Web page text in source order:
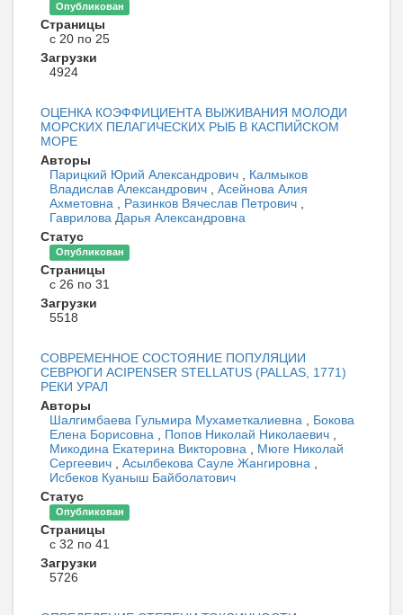
Опубликован
Страницы
с 20 по 25
Загрузки
4924
ОЦЕНКА КОЭФФИЦИЕНТА ВЫЖИВАНИЯ МОЛОДИ
МОРСКИХ ПЕЛАГИЧЕСКИХ РЫБ В КАСПИЙСКОМ
МОРЕ
Авторы
Парицкий Юрий Александрович , Калмыков
Владислав Александрович , Асейнова Алия
Ахметовна , Разинков Вячеслав Петрович ,
Гаврилова Дарья Александровна
Статус
Опубликован
Страницы
с 26 по 31
Загрузки
5518
СОВРЕМЕННОЕ СОСТОЯНИЕ ПОПУЛЯЦИИ
СЕВРЮГИ ACIPENSER STELLATUS (PALLAS, 1771)
РЕКИ УРАЛ
Авторы
Шалгимбаева Гульмира Мухаметкалиевна , Бокова
Елена Борисовна , Попов Николай Николаевич ,
Микодина Екатерина Викторовна , Мюге Николай
Сергеевич , Асылбекова Сауле Жангировна ,
Исбеков Куаныш Байболатович
Статус
Опубликован
Страницы
с 32 по 41
Загрузки
5726